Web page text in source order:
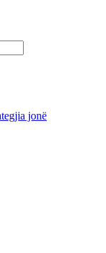
jonë